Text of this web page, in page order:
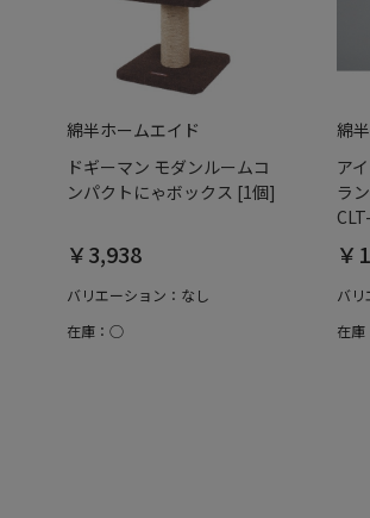
綿半ホームエイド
ドギーマン モダンルームコ
ンパクトにゃボックス [1個]
￥3,938
バリエーション：なし
在庫：○
綿
ア
ラ
￥
バリ
在